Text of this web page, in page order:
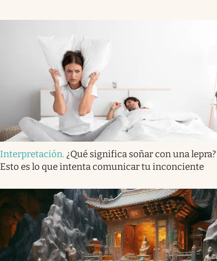
Interpretación. ¿Qué significa soñar con una lepra?
Esto es lo que intenta comunicar tu inconciente